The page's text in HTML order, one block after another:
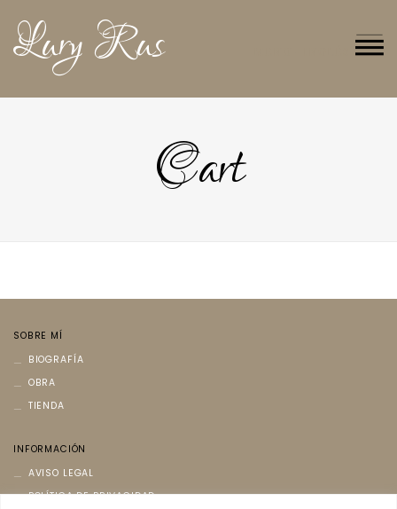
Lury Rus
Cart
SOBRE MÍ
BIOGRAFÍA
OBRA
TIENDA
INFORMACIÓN
AVISO LEGAL
POLÍTICA DE PRIVACIDAD